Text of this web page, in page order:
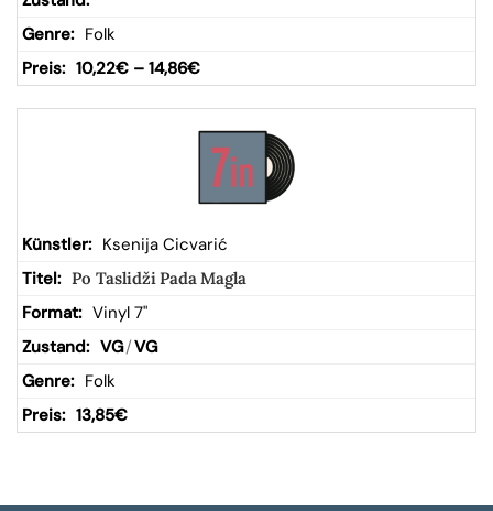
Folk
10,22€ – 14,86€
Ksenija Cicvarić
Po Taslidži Pada Magla
Vinyl 7"
VG/VG
Folk
13,85€